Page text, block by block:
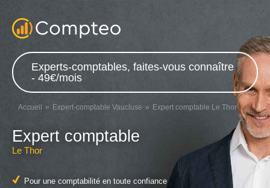
Experts-comptables, faites-vous connaître
- 49€/mois
Accueil Expert-comptable Vaucluse Expert comptable Le Thor
Expert comptable
Le Thor
Pour une comptabilité en toute confiance